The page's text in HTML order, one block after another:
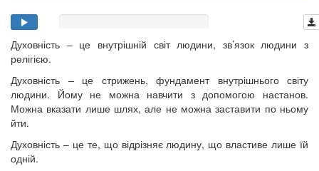
Духовність – це внутрішній світ людини, зв’язок людини з
релігією.
Духовність – це стрижень, фундамент внутрішнього світу
людини. Йому не можна навчити з допомогою настанов.
Можна вказати лише шлях, але не можна заставити по ньому
йти.
Духовність – це те, що відрізняє людину, що властиве лише їй
одній.